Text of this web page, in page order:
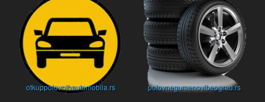
otkuppolovnihautomobila.rs polovnegumenovibeograd.rs